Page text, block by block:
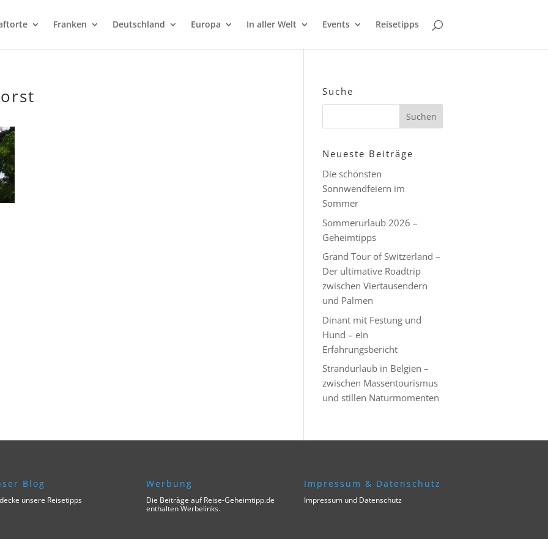
Franken Deutschland Europa In aller Welt Events Reisetipps
Suche
Neueste Beiträge
Die schönsten
Sonnwendfeiern im
Sommer
Sommerurlaub 2026 –
Geheimtipps
Grand Tour of Switzerland –
Der ultimative Roadtrip
zwischen Viertausendern
und Palmen
Dinant mit Festung und
Hund – ein
Erfahrungsbericht
Strandurlaub in Belgien –
zwischen Massentourismus
und stillen Naturmomenten
Blog
unsere Reisetipps
Werbung
Die Beiträge auf Reise-Geheimtipp.de
enthalten Werbelinks.
Impressum & Datenschutz
Impressum und Datenschutz